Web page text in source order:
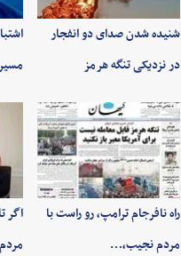
شنیده شدن صدای دو انفجار
در نزدیکی تنگه هرمز
راه نافرجام ترامپ، رو راست با
مردم نجیب،…
اگر